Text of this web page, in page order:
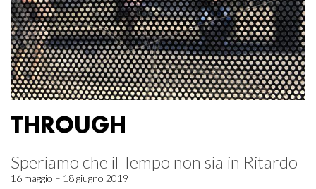
THROUGH
Speriamo che il Tempo non sia in Ritardo
16 maggio – 18 giugno 2019